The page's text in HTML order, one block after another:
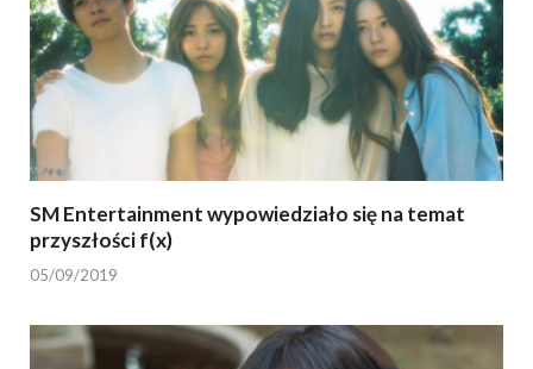
SM Entertainment wypowiedziało się na temat
przyszłości f(x)
05/09/2019